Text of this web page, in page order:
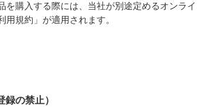
を購入する際には、当社が別途定めるオンライ
用規約」が適用されます。
の禁止）